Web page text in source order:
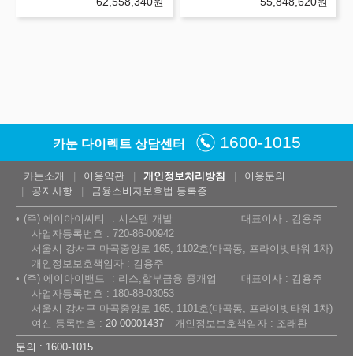
카눈 다이렉트 상담센터 1600-1015
카눈소개 이용약관 개인정보처리방침
이용문의
공지사항
금융소비자보호법 등록증
(주) 에이아이씨티 시스템 개발
대표이사 : 김용주
사업자등록번호 : 720-86-00942
서울시 강서구 마곡중앙로 165, 1102호(마곡동, 프라이빗타워 1차)
개인정보보호책임자 : 김용주
(주) 에이아이밴드
리스,할부금융 중개업
대표이사 : 김용주
사업자등록번호 : 180-88-03053
서울시 강서구 마곡중앙로 165, 1101호(마곡동, 프라이빗타워 1차)
여신 등록번호 : 20-00001437
개인정보보호책임자 : 조래환
문의 : 1600-1015